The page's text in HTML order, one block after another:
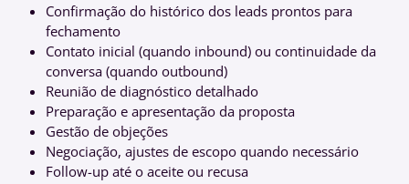
Confirmação do histórico dos leads prontos para
fechamento
Contato inicial (quando inbound) ou continuidade da
conversa (quando outbound)
Reunião de diagnóstico detalhado
Preparação e apresentação da proposta
Gestão de objeções
Negociação, ajustes de escopo quando necessário
Follow-up até o aceite ou recusa